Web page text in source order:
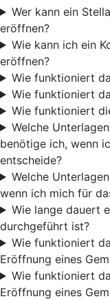
Wer kann ein
eröffnen?
Wie kann ich ein
eröffnen?
Wie funktioniert
Wie funktioniert
Wie funktioniert
Welche
benötige ich, wenn
entscheide?
Welche
wenn ich mich für
Wie lange dauert
durchgeführt ist?
Wie funktioniert
Eröffnung eines
Wie funktioniert
Eröffnung eines